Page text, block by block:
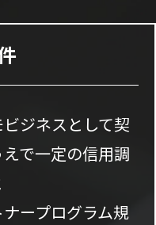
ジネスとして契
で一定の信用調
ープログラム規